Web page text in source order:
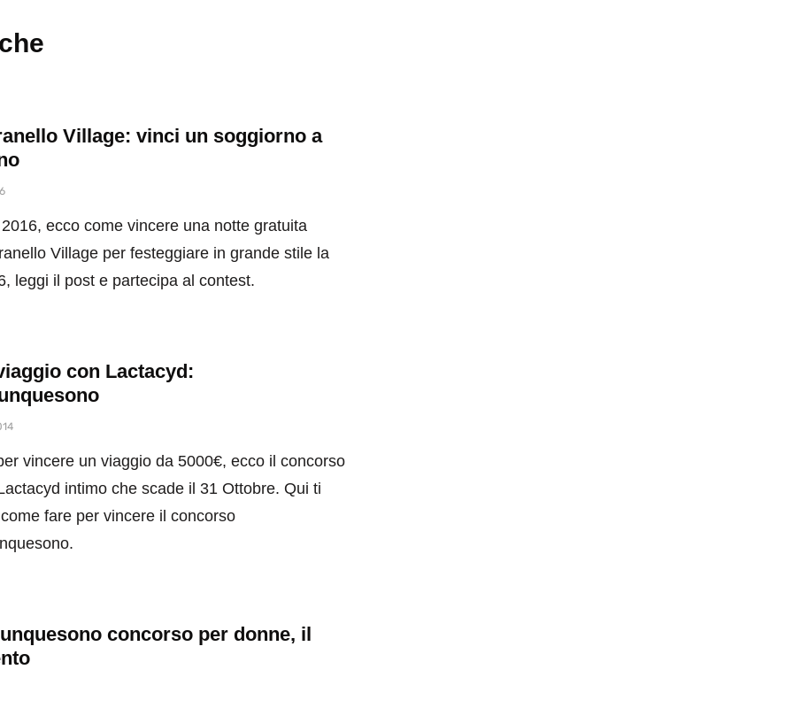
Village: vinci un soggiorno a
ecco come vincere una notte gratuita
Village per festeggiare in grande stile la
leggi il post e partecipa al contest.
con Lactacyd:
vincere un viaggio da 5000€, ecco il concorso
intimo che scade il 31 Ottobre. Qui ti
fare per vincere il concorso
concorso per donne, il